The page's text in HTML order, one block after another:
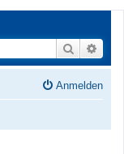
Suche
Anmelden